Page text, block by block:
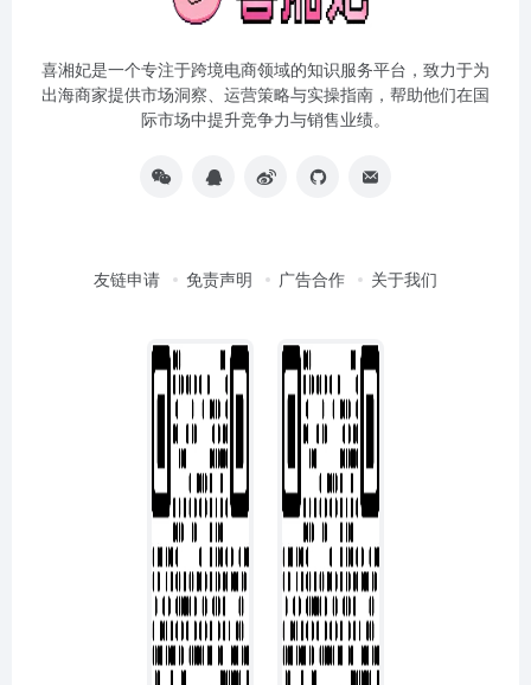
喜湘妃是一个专注于跨境电商领域的知识服务平台，致力于为
出海商家提供市场洞察、运营策略与实操指南，帮助他们在国
际市场中提升竞争力与销售业绩。
友链申请 免责声明 广告合作 关于我们